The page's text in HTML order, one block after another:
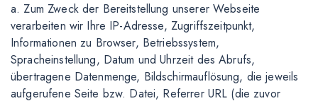
a. Zum Zweck der Bereitstellung unserer Webseite
verarbeiten wir Ihre IP-Adresse, Zugriffszeitpunkt,
Informationen zu Browser, Betriebssystem,
Spracheinstellung, Datum und Uhrzeit des Abrufs,
übertragene Datenmenge, Bildschirmauflösung, die jeweils
aufgerufene Seite bzw. Datei, Referrer URL (die zuvor